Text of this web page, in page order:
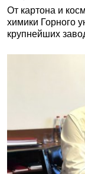
От картона и
химики Горного
крупнейших